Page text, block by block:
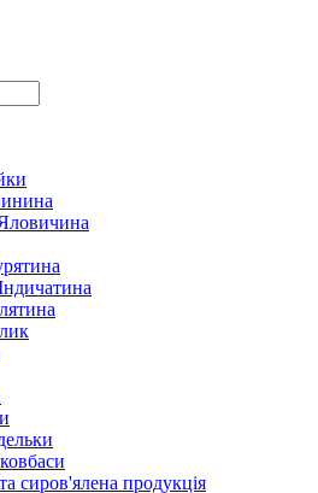
сиров'ялена продукція